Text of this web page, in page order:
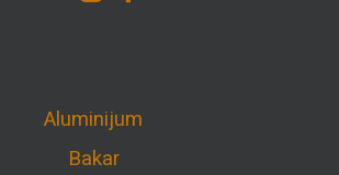
Aluminijum
Bakar